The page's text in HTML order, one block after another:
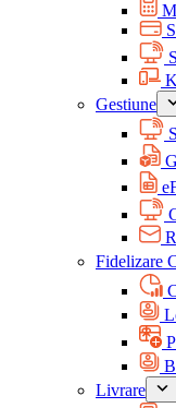
Gestiune
Fidelizare
Livrare